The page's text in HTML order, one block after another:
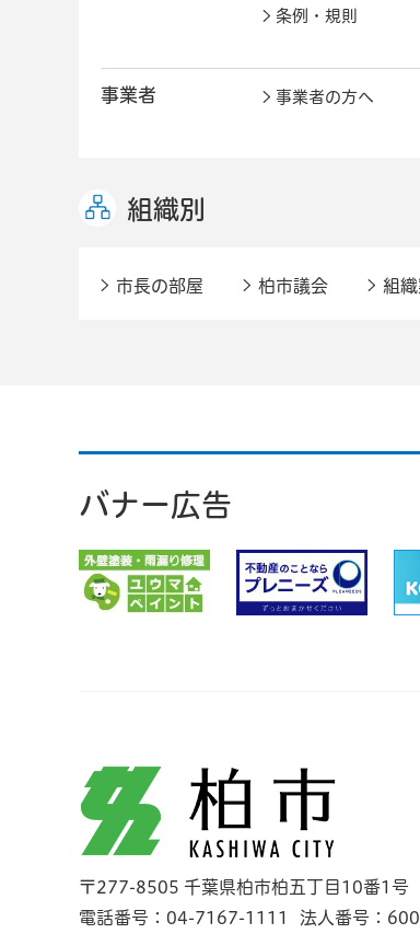
条例・規則
事業者 事業者の方へ
組織別
市長の部屋 柏市議会 組
バナー広告
柏市
〒277-8505 千葉県柏市柏五丁目10番1号
電話番号：04-7167-1111
法人番号：